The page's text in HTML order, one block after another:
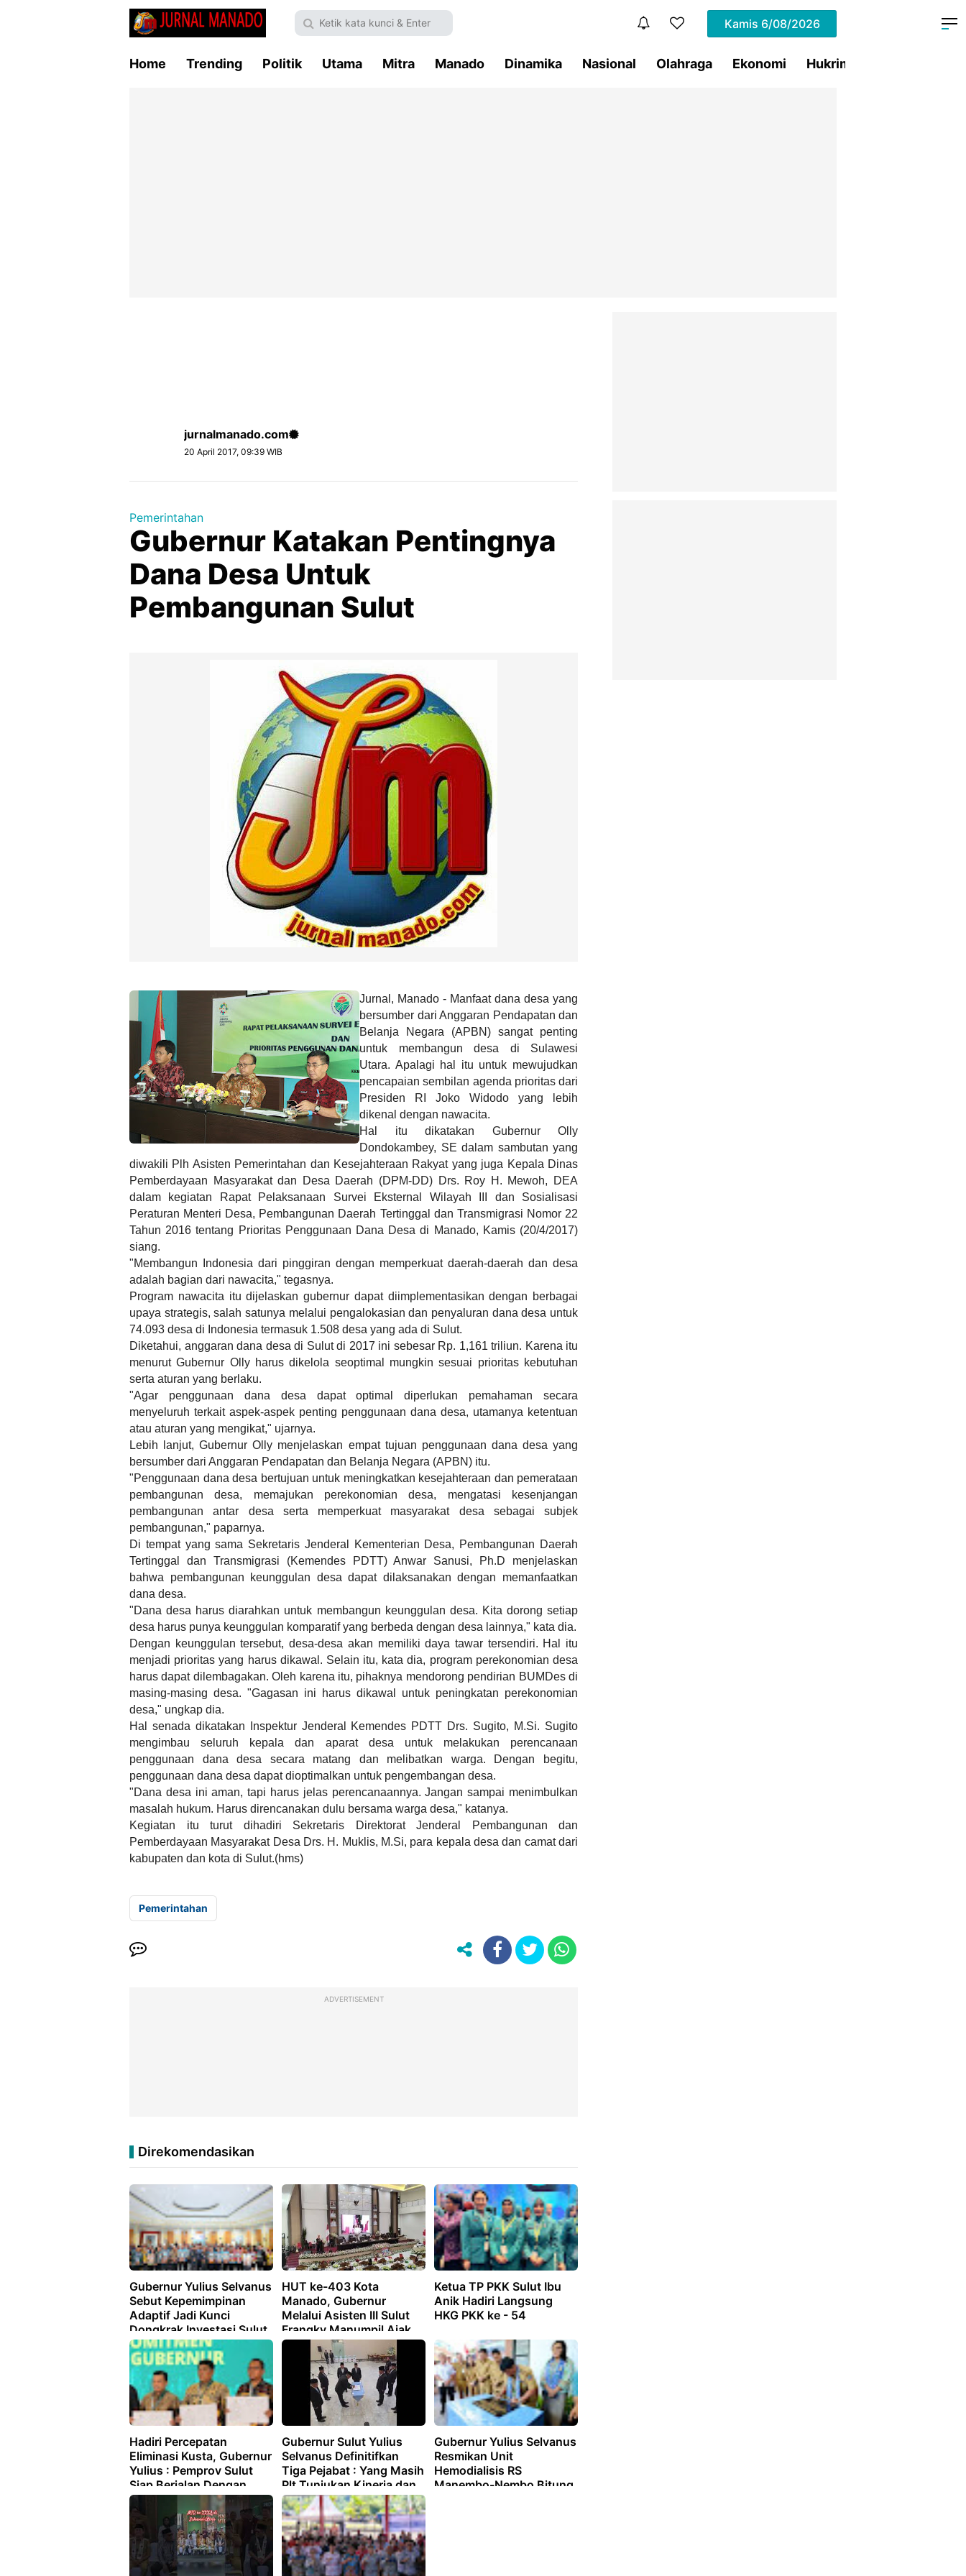
Kamis 6/08/2026
Home Trending Politik Utama Mitra Manado Dinamika Nasional Olahraga Ekonomi Hukrim
jurnalmanado.com
20 April 2017, 09:39 WIB
Pemerintahan
Gubernur Katakan Pentingnya
Dana Desa Untuk
Pembangunan Sulut
Jurnal, Manado - Manfaat dana desa yang
bersumber dari Anggaran Pendapatan dan
Belanja Negara (APBN) sangat penting
untuk membangun desa di Sulawesi
Utara. Apalagi hal itu untuk mewujudkan
pencapaian sembilan agenda prioritas dari
Presiden RI Joko Widodo yang lebih
dikenal dengan nawacita.
Hal itu dikatakan Gubernur Olly
Dondokambey, SE dalam sambutan yang
diwakili Plh Asisten Pemerintahan dan Kesejahteraan Rakyat yang juga Kepala Dinas
Pemberdayaan Masyarakat dan Desa Daerah (DPM-DD) Drs. Roy H. Mewoh, DEA
dalam kegiatan Rapat Pelaksanaan Survei Eksternal Wilayah III dan Sosialisasi
Peraturan Menteri Desa, Pembangunan Daerah Tertinggal dan Transmigrasi Nomor 22
Tahun 2016 tentang Prioritas Penggunaan Dana Desa di Manado, Kamis (20/4/2017)
siang.
"Membangun Indonesia dari pinggiran dengan memperkuat daerah-daerah dan desa
adalah bagian dari nawacita," tegasnya.
Program nawacita itu dijelaskan gubernur dapat diimplementasikan dengan berbagai
upaya strategis, salah satunya melalui pengalokasian dan penyaluran dana desa untuk
74.093 desa di Indonesia termasuk 1.508 desa yang ada di Sulut.
Diketahui, anggaran dana desa di Sulut di 2017 ini sebesar Rp. 1,161 triliun. Karena itu
menurut Gubernur Olly harus dikelola seoptimal mungkin sesuai prioritas kebutuhan
serta aturan yang berlaku.
"Agar penggunaan dana desa dapat optimal diperlukan pemahaman secara
menyeluruh terkait aspek-aspek penting penggunaan dana desa, utamanya ketentuan
atau aturan yang mengikat," ujarnya.
Lebih lanjut, Gubernur Olly menjelaskan empat tujuan penggunaan dana desa yang
bersumber dari Anggaran Pendapatan dan Belanja Negara (APBN) itu.
"Penggunaan dana desa bertujuan untuk meningkatkan kesejahteraan dan pemerataan
pembangunan desa, memajukan perekonomian desa, mengatasi kesenjangan
pembangunan antar desa serta memperkuat masyarakat desa sebagai subjek
pembangunan," paparnya.
Di tempat yang sama Sekretaris Jenderal Kementerian Desa, Pembangunan Daerah
Tertinggal dan Transmigrasi (Kemendes PDTT) Anwar Sanusi, Ph.D menjelaskan
bahwa pembangunan keunggulan desa dapat dilaksanakan dengan memanfaatkan
dana desa.
"Dana desa harus diarahkan untuk membangun keunggulan desa. Kita dorong setiap
desa harus punya keunggulan komparatif yang berbeda dengan desa lainnya," kata dia.
Dengan keunggulan tersebut, desa-desa akan memiliki daya tawar tersendiri. Hal itu
menjadi prioritas yang harus dikawal. Selain itu, kata dia, program perekonomian desa
harus dapat dilembagakan. Oleh karena itu, pihaknya mendorong pendirian BUMDes di
masing-masing desa. "Gagasan ini harus dikawal untuk peningkatan perekonomian
desa," ungkap dia.
Hal senada dikatakan Inspektur Jenderal Kemendes PDTT Drs. Sugito, M.Si. Sugito
mengimbau seluruh kepala dan aparat desa untuk melakukan perencanaan
penggunaan dana desa secara matang dan melibatkan warga. Dengan begitu,
penggunaan dana desa dapat dioptimalkan untuk pengembangan desa.
"Dana desa ini aman, tapi harus jelas perencanaannya. Jangan sampai menimbulkan
masalah hukum. Harus direncanakan dulu bersama warga desa," katanya.
Kegiatan itu turut dihadiri Sekretaris Direktorat Jenderal Pembangunan dan
Pemberdayaan Masyarakat Desa Drs. H. Muklis, M.Si, para kepala desa dan camat dari
kabupaten dan kota di Sulut.(hms)
Pemerintahan
ADVERTISEMENT
Direkomendasikan
Gubernur Yulius Selvanus
Sebut Kepemimpinan
Adaptif Jadi Kunci
Dongkrak Investasi Sulut
HUT ke-403 Kota
Manado, Gubernur
Melalui Asisten III Sulut
Frangky Manumpil Ajak
Sinergi Bangun Daerah
Ketua TP PKK Sulut Ibu
Anik Hadiri Langsung
HKG PKK ke - 54
Hadiri Percepatan
Eliminasi Kusta, Gubernur
Yulius : Pemprov Sulut
Siap Berjalan Dengan
Pemerintah Pusat
Gubernur Sulut Yulius
Selvanus Definitifkan
Tiga Pejabat : Yang Masih
Plt Tunjukan Kinerja dan
Loyalitas
Gubernur Yulius Selvanus
Resmikan Unit
Hemodialisis RS
Manembo-Nembo Bitung